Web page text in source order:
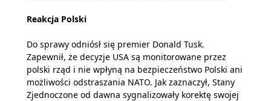
Reakcja Polski
Do sprawy odniósł się premier Donald Tusk.
Zapewnił, że decyzje USA są monitorowane przez
polski rząd i nie wpłyną na bezpieczeństwo Polski ani
możliwości odstraszania NATO. Jak zaznaczył, Stany
Zjednoczone od dawna sygnalizowały korektę swojej